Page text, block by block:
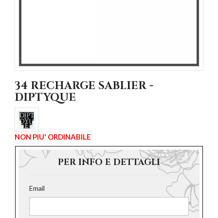
34 RECHARGE SABLIER -
DIPTYQUE
NON PIU' ORDINABILE
PER INFO E DETTAGLI
Email